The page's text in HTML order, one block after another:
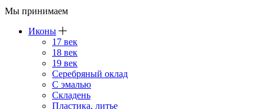
Мы принимаем
Иконы
17 век
18 век
19 век
Серебряный оклад
С эмалью
Складень
Пластика, литье